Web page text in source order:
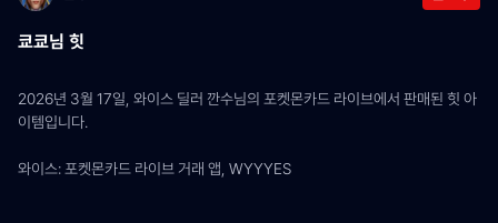
쿄쿄님 힛
2026년 3월 17일, 와이스 딜러 깐수님의 포켓몬카드 라이브에서 판매된 힛 아
이템입니다.
와이스: 포켓몬카드 라이브 거래 앱, WYYYES